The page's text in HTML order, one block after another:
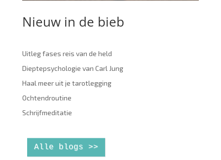
Nieuw in de bieb
Uitleg fases reis van de held
Dieptepsychologie van Carl Jung
Haal meer uit je tarotlegging
Ochtendroutine
Schrijfmeditatie
Alle blogs >>